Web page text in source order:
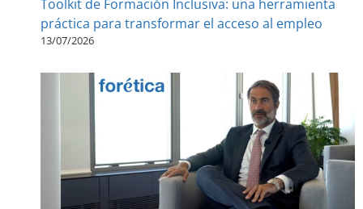
Toolkit de Formación Inclusiva: una herramienta
práctica para transformar el acceso al empleo
13/07/2026